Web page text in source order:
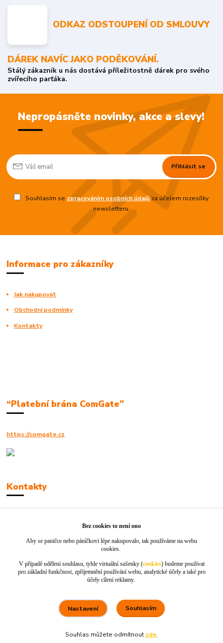
ODKAZ ODSTOUPENÍ OD SMLOUVY
DÁREK NAVÍC JAKO PODĚKOVÁNÍ.
Stálý zákazník u nás dostává příležitostně dárek pro svého
zvířecího parťáka.
Nepropásněte novinky, akce a slevy!
Přihlásit se
Souhlasím se zpracováním osobních údajůza účelem rozesílky
newsletteru.
Informace pro zákazníky
Jak nakupovat
Obchodní podmínky
Kontakty
“Platební brána ComGate”
https://comgate.cz
Kontakty
info@jackie-shop.cz
Vytvořeno na Eshop-rychle.cz
Bez cookies to není ono
Aby se paničce nebo páníčkovi lépe nakupovalo, tak používáme na webu
cookies.
V případě udělení souhlasu, tyhle virtuální sušenky (cookies) budeme používat
pro základní funkčnost, zpříjemnění používání webu, analytické účely a také pro
účely cílení reklamy.
Nastavení Souhlasím
Souhlas můžete odmítnout zde.
5. srpna
100 %★★★★★